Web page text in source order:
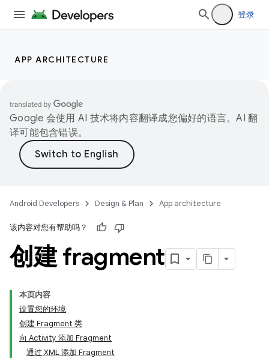
登录
APP ARCHITECTURE
Google 会使用 AI 技术将内容翻译成您偏好的语言。AI 翻
译可能包含错误。
Android Developers Design & Plan App architecture
该内容对您有帮助吗？
创建 fragment
本页内容
设置您的环境
创建 Fragment 类
向 Activity 添加 Fragment
通过 XML 添加 Fragment